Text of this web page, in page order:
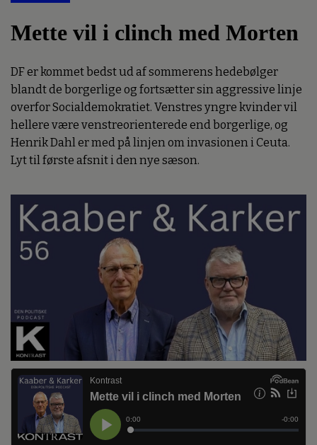
Mette vil i clinch med Morten
DF er kommet bedst ud af sommerens hedebølger
blandt de borgerlige og fortsætter sin aggressive linje
overfor Socialdemokratiet. Venstres yngre kvinder vil
hellere være venstreorienterede end borgerlige, og
Henrik Dahl er med på linjen om invasionen i Ceuta.
Lyt til første afsnit i den nye sæson.